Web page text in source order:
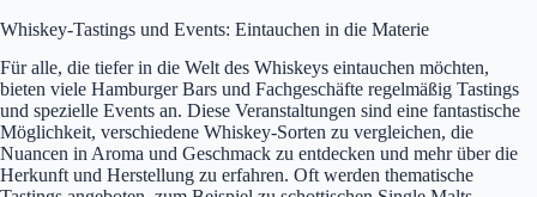
Whiskey-Tastings und Events: Eintauchen in die Materie
Für alle, die tiefer in die Welt des Whiskeys eintauchen möchten,
bieten viele Hamburger Bars und Fachgeschäfte regelmäßig Tastings
und spezielle Events an. Diese Veranstaltungen sind eine fantastische
Möglichkeit, verschiedene Whiskey-Sorten zu vergleichen, die
Nuancen in Aroma und Geschmack zu entdecken und mehr über die
Herkunft und Herstellung zu erfahren. Oft werden thematische